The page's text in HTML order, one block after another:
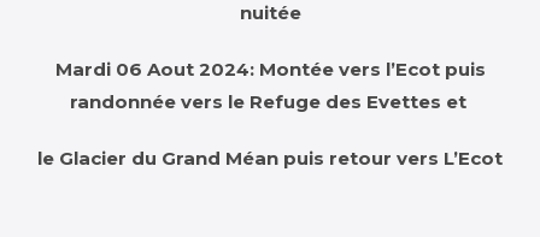
nuitée
Mardi 06 Aout 2024: Montée vers l’Ecot puis
randonnée vers le Refuge des Evettes et
le Glacier du Grand Méan puis retour vers L’Ecot